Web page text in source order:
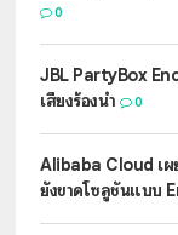
0
JBL PartyBox
เสียงร้องนำ
0
Alibaba Cloud เผ
ยังขาดโซลูชันแบบ